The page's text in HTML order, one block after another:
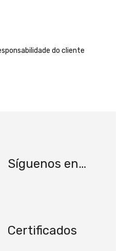
do cliente
Síguenos en…
Certificados